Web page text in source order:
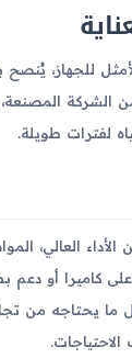
للجهاز، يُنصح
الشركة
لفترات طويلة.
العالي،
كاميرا أو دعم
ما يحتاجه من